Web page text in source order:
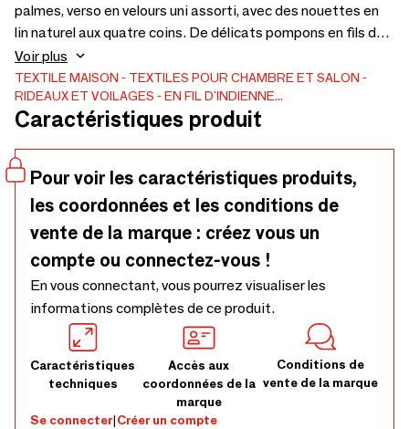
palmes, verso en velours uni assorti, avec des nouettes en
lin naturel aux quatre coins. De délicats pompons en fils de
coton écru de 4 cm se dispersent sur toute la surface.
Dimensions 140x220 cm. Goa nous fait remonter
l’Amazone à la découverte de la jungle du Douanier
Rousseau, des jardins de Goa ou d’Eden. Un imprimé
risques.
Voir plus
TEXTILE MAISON
TEXTILES POUR CHAMBRE ET SALON
RIDEAUX ET VOILAGES
EN FIL D'INDIENNE...
Caractéristiques produit
Pour voir les caractéristiques produits,
les coordonnées et les conditions de
vente de la marque : créez vous un
compte ou connectez-vous !
En vous connectant, vous pourrez visualiser les
informations complètes de ce produit.
Caractéristiques
techniques
Accès aux
coordonnées de la
marque
Conditions de
vente de la marque
Se connecter|Créer un compte